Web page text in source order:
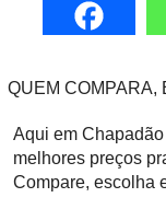
QUEM COMPARA,
Aqui em
melhores preços
Compare, escolha